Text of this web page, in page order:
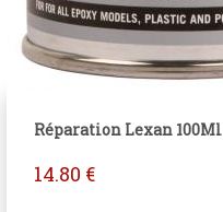
Réparation Lexan 100Ml
14.80 €